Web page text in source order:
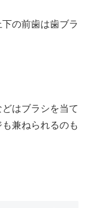
の前歯は歯ブラ
はブラシを当て
兼ねられるのも